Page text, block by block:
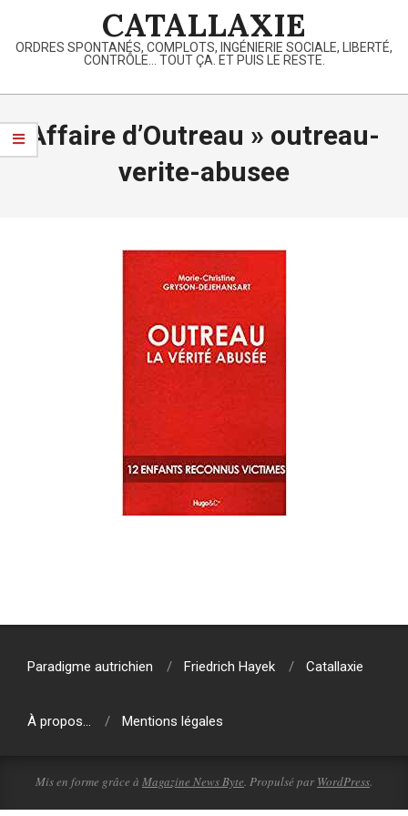
content
CATALLAXIE
ORDRES SPONTANÉS, COMPLOTS, INGÉNIERIE SOCIALE, LIBERTÉ,
CONTRÔLE… TOUT ÇA. ET PUIS LE RESTE.
Primary
Menu
Affaire d’Outreau » outreau-
verite-abusee
07-
Paradigme autrichien
Friedrich Hayek Catallaxie
À propos… Mentions légales
Mis en forme grâce à Magazine News Byte. Propulsé par WordPress.